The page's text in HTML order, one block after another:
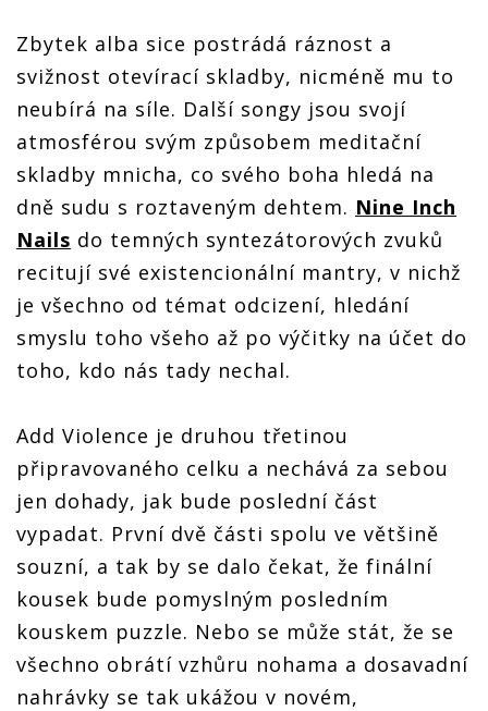
Zbytek alba sice postrádá ráznost a
svižnost otevírací skladby, nicméně mu to
neubírá na síle. Další songy jsou svojí
atmosférou svým způsobem meditační
skladby mnicha, co svého boha hledá na
dně sudu s roztaveným dehtem. Nine Inch
Nails do temných syntezátorových zvuků
recitují své existencionální mantry, v nichž
je všechno od témat odcizení, hledání
smyslu toho všeho až po výčitky na účet do
toho, kdo nás tady nechal.
Add Violence je druhou třetinou
připravovaného celku a nechává za sebou
jen dohady, jak bude poslední část
vypadat. První dvě části spolu ve většině
souzní, a tak by se dalo čekat, že finální
kousek bude pomyslným posledním
kouskem puzzle. Nebo se může stát, že se
všechno obrátí vzhůru nohama a dosavadní
nahrávky se tak ukážou v novém,